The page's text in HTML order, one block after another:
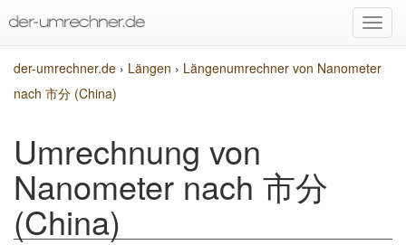
der-umrechner.de › Längen › Längenumrechner von Nanometer
nach 市分 (China)
Umrechnung von
Nanometer nach 市分
(China)